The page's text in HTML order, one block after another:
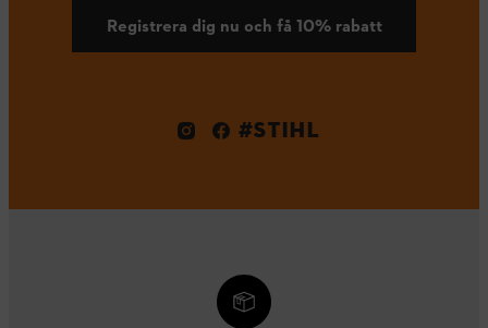
Registrera dig nu och få 10% rabatt
#STIHL